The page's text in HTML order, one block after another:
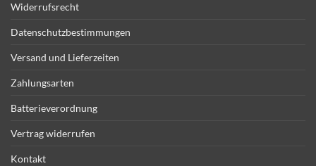
Widerrufsrecht
Datenschutzbestimmungen
Versand und Lieferzeiten
Zahlungsarten
Batterieverordnung
Vertrag widerrufen
Kontakt